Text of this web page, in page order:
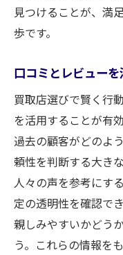
見つけることが、満
歩です。
口コミとレビュー
買取店選びで賢く行
を活用することが有
過去の顧客がどのよ
頼性を判断する大き
人々の声を参考にす
定の透明性を確認で
親しみやすいかどう
う。これらの情報を